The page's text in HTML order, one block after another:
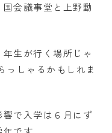
さま
会議事堂と上野動
生が行く場所じゃ
っしゃるかもしれま
で入学は６月にず